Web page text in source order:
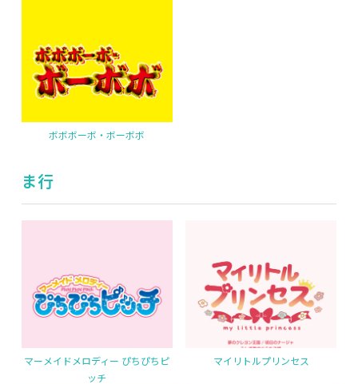
ボボボーボ・ボーボボ
ま行
マーメイドメロディー ぴちぴちピ
ッチ
マイリトルプリンセス